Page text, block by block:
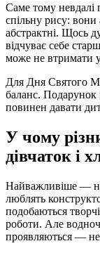
Саме тому невдалі
спільну рису: вони
абстрактні. Щось
відчуває себе
може не втримати
Для Дня Святого
баланс. Подарунок
повинен давати
У чому
дівчаток і
Найважливіше — не
люблять
подобаються
роботи. Але
проявляються —